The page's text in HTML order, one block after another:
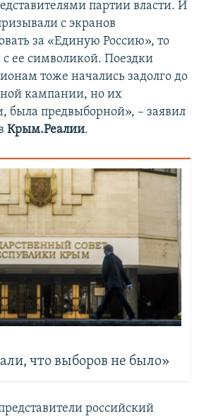
партии власти. И
с экранов
за «Единую Россию», то
с ее символикой. Поездки
тоже начались задолго до
кампании, но их
была предвыборной», – заявил
Крым.Реалии.
что выборов не было»
российский